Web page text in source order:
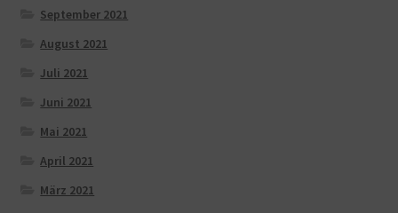
September 2021
August 2021
Juli 2021
Juni 2021
Mai 2021
April 2021
März 2021